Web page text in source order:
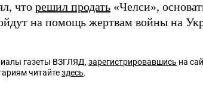
что решил продать «Челси»,
на помощь жертвам войны на
газеты ВЗГЛЯД, зарегистрировавшись на
читайтездесь.